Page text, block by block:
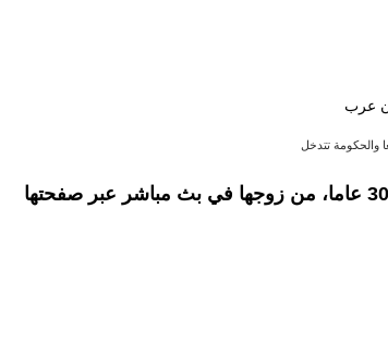
والحكومة تتدخل
استغاثت سيدة تدعى مريم عاطف شاكر، تبلغ من العمر 30 عاما، من زوجها في بث مباشر عبر صفحتها